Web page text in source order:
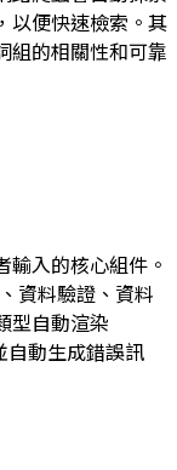
以便快速檢索。其
組的相關性和可靠
入的核心組件。
資料驗證、資料
型自動渲染
自動生成錯誤訊